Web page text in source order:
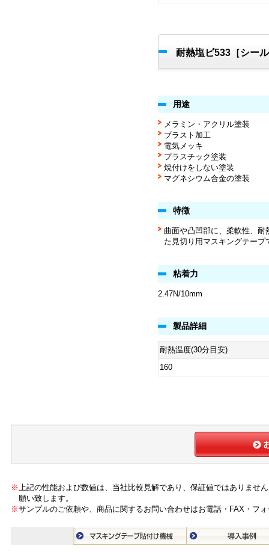
耐熱塩ビ533［シー
用途
メラミン・アクリル塗装
ブラスト加工
電気メッキ
プラスチック塗装
焼付けをしない塗装
マグネシウム合金の塗装
特徴
曲面や凸凹部に、柔軟性、
た見切り用マスキングテープ
粘着力
2.47N/10mm
製品詳細
耐熱温度(30分目安)
160
※上記の性能および数値は、当社比較見解であり、保証値ではありませ
願い致します。
※サンプルのご依頼や、商品に関するお問い合わせはお電話・FAX・フ